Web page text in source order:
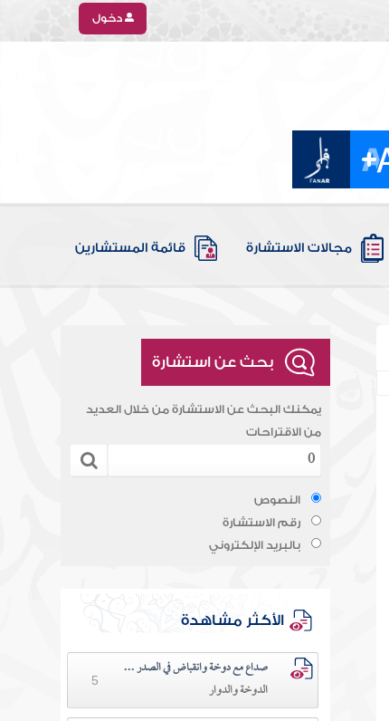
دخول
مجالات الاستشارة قائمة المستشارين
بحث عن استشارة
يمكنك البحث عن الاستشارة من خلال العديد
من الاقتراحات
النصوص
رقم الاستشارة
بالبريد الإلكتروني
الأكثر مشاهدة
صداع مع دوخة وانقباض في الصدر ...
الدوخة والدوار
5